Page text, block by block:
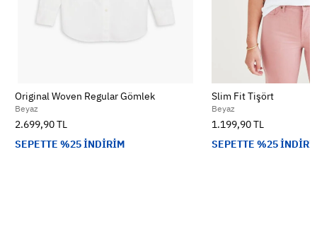
Original Woven Regular Gömlek
Beyaz
2.699,90 TL
SEPETTE %25 İNDİRİM
Slim Fit Tişört
Beyaz
1.199,90 TL
SEPETTE %25